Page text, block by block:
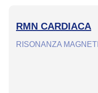
RMN CARDIACA
RISONANZA